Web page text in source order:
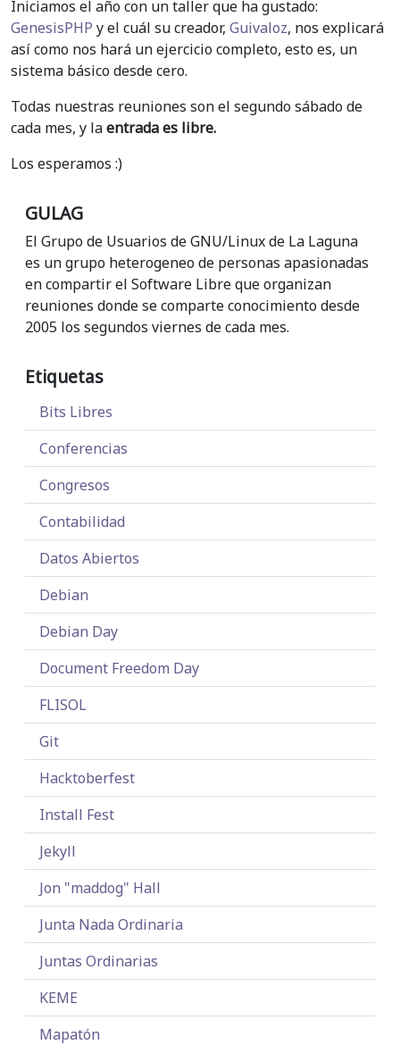
Iniciamos el año con un taller que ha gustado:
GenesisPHP y el cuál su creador, Guivaloz, nos explicará
así como nos hará un ejercicio completo, esto es, un
sistema básico desde cero.
Todas nuestras reuniones son el segundo sábado de
cada mes, y laentrada es libre.
Los esperamos :)
GULAG
El Grupo de Usuarios de GNU/Linux de La Laguna
es un grupo heterogeneo de personas apasionadas
en compartir el Software Libre que organizan
reuniones donde se comparte conocimiento desde
2005 los segundos viernes de cada mes.
Etiquetas
Bits Libres
Conferencias
Congresos
Contabilidad
Datos Abiertos
Debian
Debian Day
Document Freedom Day
FLISOL
Git
Hacktoberfest
Install Fest
Jekyll
Jon "maddog" Hall
Junta Nada Ordinaria
Juntas Ordinarias
KEME
Mapatón